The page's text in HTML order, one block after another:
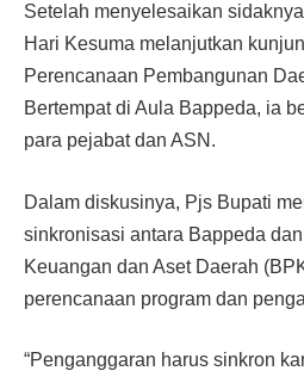
Setelah menyelesaikan
Hari Kesuma melanjutkan
Perencanaan Pembangunan
Bertempat di Aula Bappeda, ia
para pejabat dan ASN.
Dalam diskusinya, Pjs Bupati
sinkronisasi antara Bappeda
Keuangan dan Aset Daerah
perencanaan program dan
“Penganggaran harus sinkron